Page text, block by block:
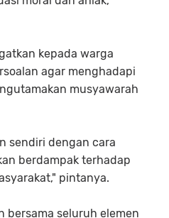
kepada warga
agar menghadapi
musyawarah
sendiri dengan cara
berdampak terhadap
pintanya.
bersama seluruh elemen